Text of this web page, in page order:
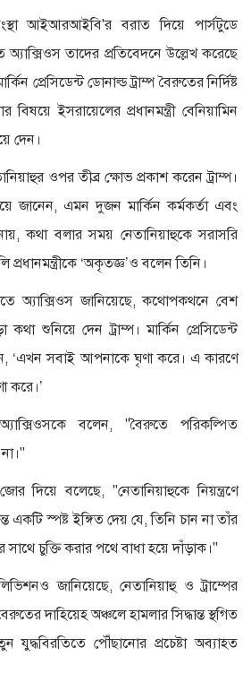
আইআরআইবি'র বরাত দিয়ে পার্সটুডে
তাদের প্রতিবেদনে উল্লেখ করেছে
প্রেসিডেন্ট ডোনাল্ড ট্রাম্প বৈরুতের নির্দিষ্ট
বিষয়ে ইসরায়েলের প্রধানমন্ত্রী বেনিয়ামিন
দেন।
ওপর তীব্র ক্ষোভ প্রকাশ করেন ট্রাম্প।
জানেন, এমন দুজন মার্কিন কর্মকর্তা এবং
কথা বলার সময় নেতানিয়াহুকে সরাসরি
প্রধানমন্ত্রীকে ‘অকৃতজ্ঞ’ও বলেন তিনি।
অ্যাক্সিওস জানিয়েছে, কথোপকথনে বেশ
শুনিয়ে দেন ট্রাম্প। মার্কিন প্রেসিডেন্ট
‘এখন সবাই আপনাকে ঘৃণা করে। এ কারণে
করে।’
বলেন, "বৈরুতে পরিকল্পিত
দিয়ে বলেছে, "নেতানিয়াহুকে নিয়ন্ত্রণে
একটি স্পষ্ট ইঙ্গিত দেয় যে, তিনি চান না তাঁর
চুক্তি করার পথে বাধা হয়ে দাঁড়াক।"
জানিয়েছে, নেতানিয়াহু ও ট্রাম্পের
দাহিয়েহ অঞ্চলে হামলার সিদ্ধান্ত স্থগিত
পৌঁছানোর প্রচেষ্টা অব্যাহত